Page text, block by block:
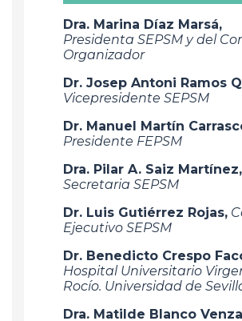
Dra. Marina Díaz Marsá,
Presidenta SEPSM y del
Organizador
Dr. Josep Antoni Ramos
Vicepresidente SEPSM
Dr. Manuel Martín
Presidente FEPSM
Dra. Pilar A. Saiz Martínez,
Secretaria SEPSM
Dr. Luis Gutiérrez Rojas,
Ejecutivo SEPSM
Dr. Benedicto Crespo
Hospital Universitario
Rocío. Universidad de
Dra. Matilde Blanco